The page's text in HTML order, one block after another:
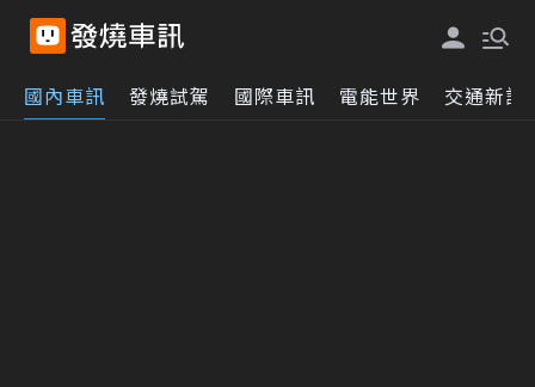
國內車訊 發燒試駕 國際車訊 電能世界 交通新訊